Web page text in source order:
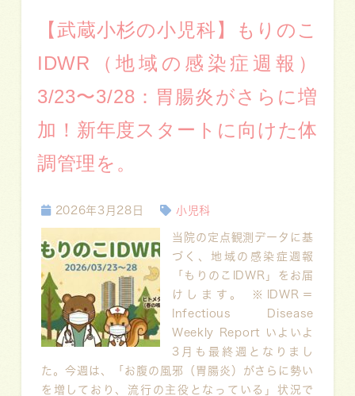
【武蔵小杉の小児科】もりのこ
IDWR（地域の感染症週報）
3/23〜3/28：胃腸炎がさらに増
加！新年度スタートに向けた体
調管理を。
2026年3月28日 小児科
当院の定点観測データに基
づく、地域の感染症週報
「もりのこIDWR」をお届
けします。 ※IDWR＝
Infectious Disease
Weekly Report いよいよ
3月も最終週となりまし
た。今週は、「お腹の風邪（胃腸炎）がさらに勢い
を増しており、流行の主役となっている」状況で